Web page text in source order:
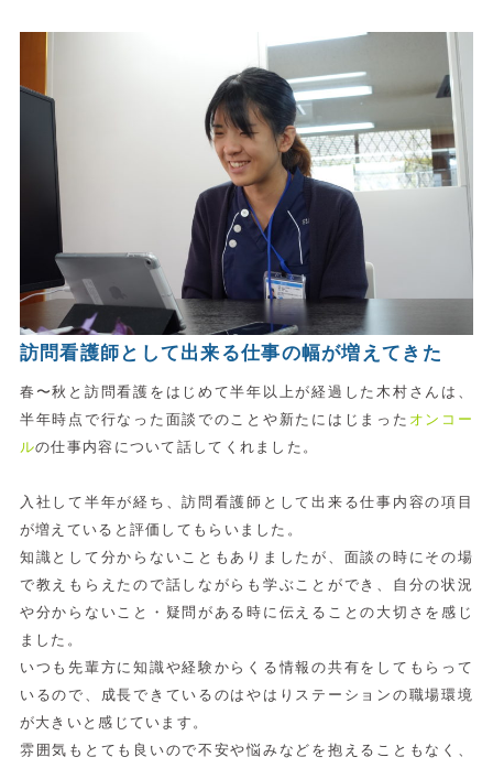
訪問看護師として出来る仕事の幅が増えてきた
春〜秋と訪問看護をはじめて半年以上が経過した木村さんは、
半年時点で行なった面談でのことや新たにはじまった オンコー
ルの仕事内容について話してくれました。
入社して半年が経ち、訪問看護師として出来る仕事内容の項目
が増えていると評価してもらいました。
知識として分からないこともありましたが、面談の時にその場
で教えもらえたので話しながらも学ぶことができ、自分の状況
や分からないこと・疑問がある時に伝えることの大切さを感じ
ました。
いつも先輩方に知識や経験からくる情報の共有をしてもらって
いるので、成長できているのはやはりステーションの職場環境
が大きいと感じています。
雰囲気もとても良いので不安や悩みなどを抱えることもなく、